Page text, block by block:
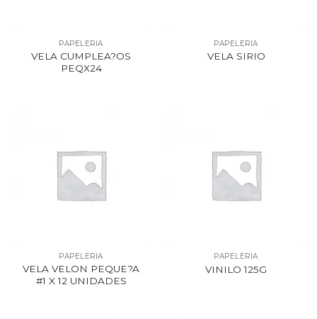
PAPELERIA
VELA CUMPLEA?OS
PEQX24
PAPELERIA
VELA SIRIO
PAPELERIA
VELA VELON PEQUE?A
#1 X 12 UNIDADES
PAPELERIA
VINILO 125G